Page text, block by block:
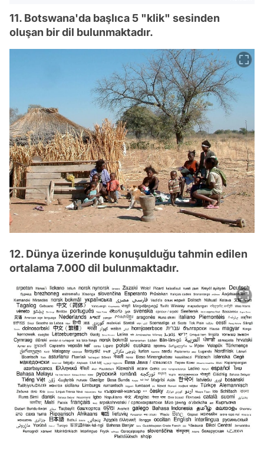
11. Botswana'da başlıca 5 "klik" sesinden
oluşan bir dil bulunmaktadır.
12. Dünya üzerinde konuşulduğu tahmin edilen
ortalama 7.000 dil bulunmaktadır.